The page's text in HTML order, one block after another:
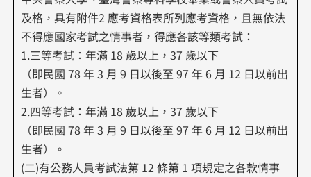
及格，具有附件2 應考資格表所列應考資格，且無依法
不得應國家考試之情事者，得應各該等類考試：
1.三等考試：年滿 18 歲以上，37 歲以下
（即民國 78 年 3 月 9 日以後至 97 年 6 月 12 日以前出
生者）。
2.四等考試：年滿 18 歲以上，37 歲以下
（即民國 78 年 3 月 9 日以後至 97 年 6 月 12 日以前出
生者）。
(二)有公務人員考試法第 12 條第 1 項規定之各款情事